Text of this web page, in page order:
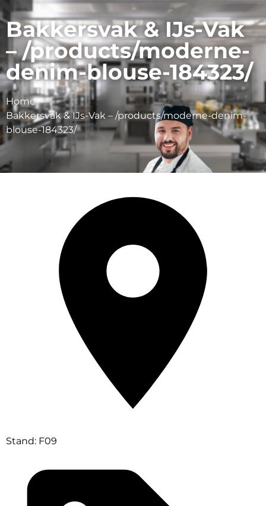
Bakkersvak & IJs-Vak
– /products/moderne-
denim-blouse-184323/
Home
Bakkersvak & IJs-Vak – /products/moderne-denim-
blouse-184323/
Zoetelief BV
Stand: F09